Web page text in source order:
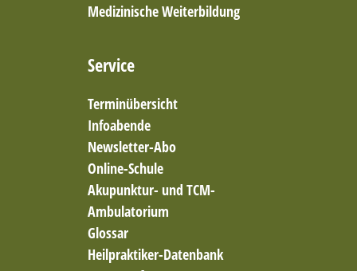
Medizinische Weiterbildung
Service
Terminübersicht
Infoabende
Newsletter-Abo
Online-Schule
Akupunktur- und TCM-
Ambulatorium
Glossar
Heilpraktiker-Datenbank